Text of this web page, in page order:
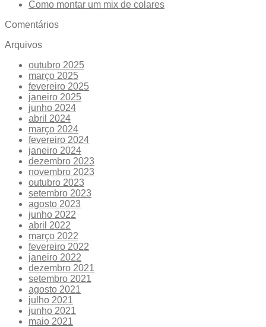
Como montar um mix de colares
Comentários
Arquivos
outubro 2025
março 2025
fevereiro 2025
janeiro 2025
junho 2024
abril 2024
março 2024
fevereiro 2024
janeiro 2024
dezembro 2023
novembro 2023
outubro 2023
setembro 2023
agosto 2023
junho 2022
abril 2022
março 2022
fevereiro 2022
janeiro 2022
dezembro 2021
setembro 2021
agosto 2021
julho 2021
junho 2021
maio 2021